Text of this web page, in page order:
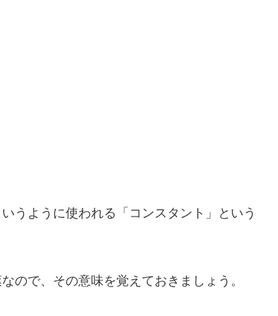
うように使われる「コンスタント」という
ので、その意味を覚えておきましょう。